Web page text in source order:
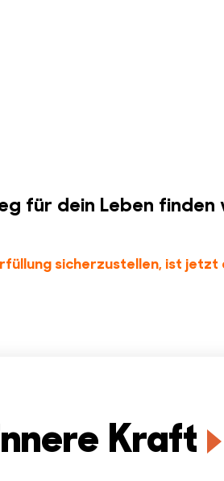
für dein Leben finden
sicherzustellen, ist
Kraft